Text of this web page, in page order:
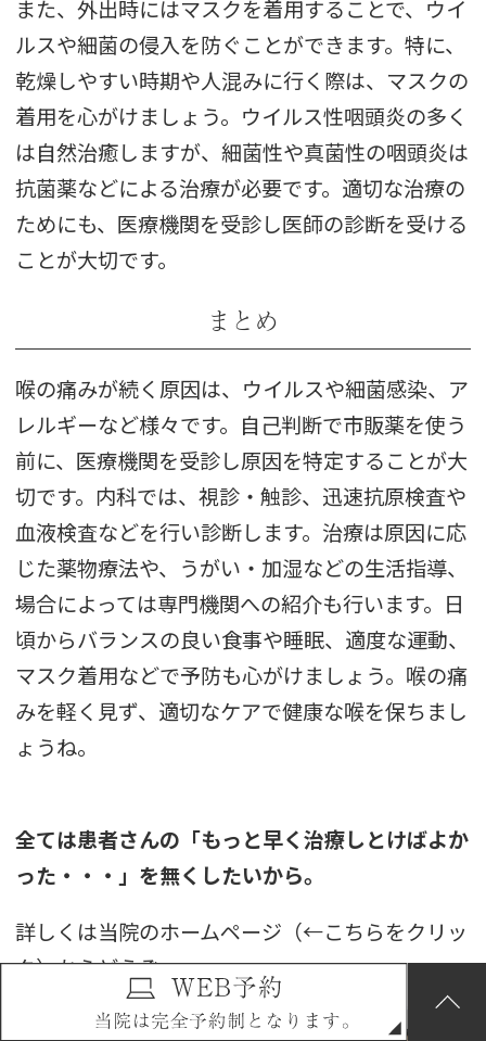
また、外出時にはマスクを着用することで、ウイ
ルスや細菌の侵入を防ぐことができます。特に、
乾燥しやすい時期や人混みに行く際は、マスクの
着用を心がけましょう。ウイルス性咽頭炎の多く
は自然治癒しますが、細菌性や真菌性の咽頭炎は
抗菌薬などによる治療が必要です。適切な治療の
ためにも、医療機関を受診し医師の診断を受ける
ことが大切です。
まとめ
喉の痛みが続く原因は、ウイルスや細菌感染、ア
レルギーなど様々です。自己判断で市販薬を使う
前に、医療機関を受診し原因を特定することが大
切です。内科では、視診・触診、迅速抗原検査や
血液検査などを行い診断します。治療は原因に応
じた薬物療法や、うがい・加湿などの生活指導、
場合によっては専門機関への紹介も行います。日
頃からバランスの良い食事や睡眠、適度な運動、
マスク着用などで予防も心がけましょう。喉の痛
みを軽く見ず、適切なケアで健康な喉を保ちまし
ょうね。
全ては患者さんの「もっと早く治療しとけばよか
った・・・」を無くしたいから。
詳しくは当院のホームページ（←こちらをクリッ
ク）からどうぞ。